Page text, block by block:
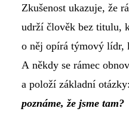
Zkušenost ukazuje, že
udrží člověk bez titulu,
o něj opírá týmový lídr,
A někdy se rámec
a položí základní otázky:
poznáme, že jsme tam?